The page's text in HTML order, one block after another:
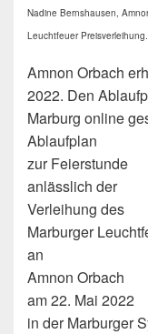
Nadine Bernshausen,
Leuchtfeuer
Amnon Orbach
2022. Den
Marburg online
Ablaufplan
zur Feierstunde
anlässlich der
Verleihung des
Marburger
an
Amnon Orbach
am 22. Mai 2022
in der Marburger